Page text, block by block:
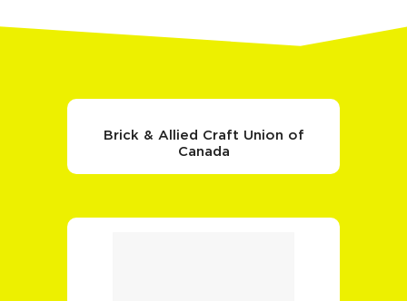
Brick & Allied Craft Union of
Canada